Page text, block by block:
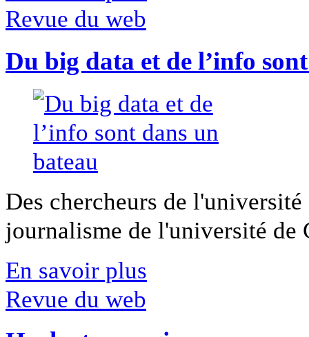
Revue du web
Du big data et de l’info
Des chercheurs de
journalisme de l'université
En savoir plus
Revue du web